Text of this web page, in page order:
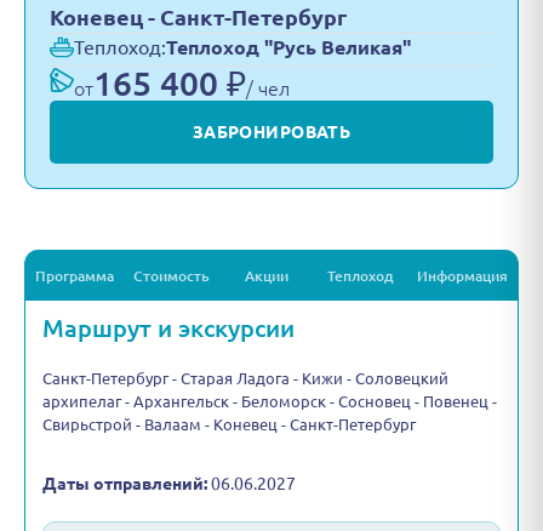
Коневец - Санкт-Петербург
Теплоход:Теплоход "Русь Великая"
от165 400 ₽/ чел
ЗАБРОНИРОВАТЬ
Программа Стоимость Акции Теплоход Информация
Маршрут и экскурсии
Санкт-Петербург - Старая Ладога - Кижи - Соловецкий
архипелаг - Архангельск - Беломорск - Сосновец - Повенец -
Свирьстрой - Валаам - Коневец - Санкт-Петербург
Даты отправлений:06.06.2027